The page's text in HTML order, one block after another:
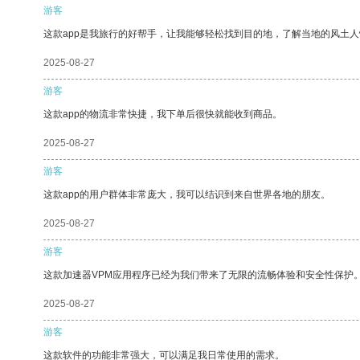
游客
这款app是我旅行的好帮手，让我能够轻松找到目的地，了解当地的风土
2025-08-27
游客
这款app的物流非常快捷，我下单后很快就能收到商品。
2025-08-27
游客
这款app的用户群体非常庞大，我可以结识到来自世界各地的朋友。
2025-08-27
游客
这款加速器VPM应用程序已经为我们带来了无限的流畅体验和安全性保护
2025-08-27
游客
这款软件的功能非常强大，可以满足我日常使用的需求。